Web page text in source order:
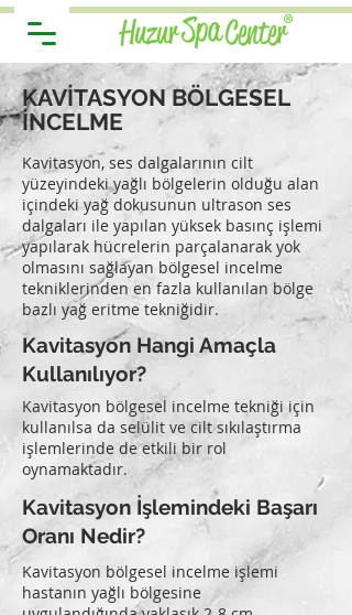
KAVİTASYON BÖLGESEL
İNCELME
Kavitasyon, ses dalgalarının cilt
yüzeyindeki yağlı bölgelerin olduğu alan
içindeki yağ dokusunun ultrason ses
dalgaları ile yapılan yüksek basınç işlemi
yapılarak hücrelerin parçalanarak yok
olmasını sağlayan bölgesel incelme
tekniklerinden en fazla kullanılan bölge
bazlı yağ eritme tekniğidir.
Kavitasyon Hangi Amaçla
Kullanılıyor?
Kavitasyon bölgesel incelme tekniği için
kullanılsa da selülit ve cilt sıkılaştırma
işlemlerinde de etkili bir rol
oynamaktadır.
Kavitasyon İşlemindeki Başarı
Oranı Nedir?
Kavitasyon bölgesel incelme işlemi
hastanın yağlı bölgesine